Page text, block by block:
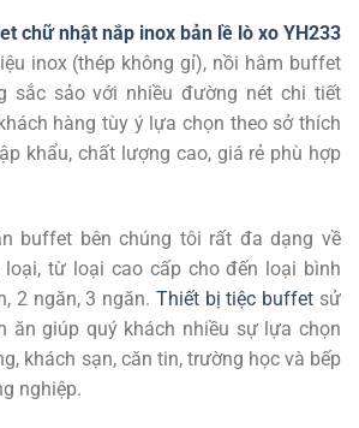
chữ nhật nắp inox bản lề lò xo YH233
inox (thép không gỉ), nồi hâm buffet
sắc sảo với nhiều đường nét chi tiết
hàng tùy ý lựa chọn theo sở thích
khẩu, chất lượng cao, giá rẻ phù hợp
buffet bên chúng tôi rất đa dạng về
từ loại cao cấp cho đến loại bình
2 ngăn, 3 ngăn. Thiết bị tiệc buffet sử
ăn giúp quý khách nhiều sự lựa chọn
khách sạn, căn tin, trường học và bếp
nghiệp.